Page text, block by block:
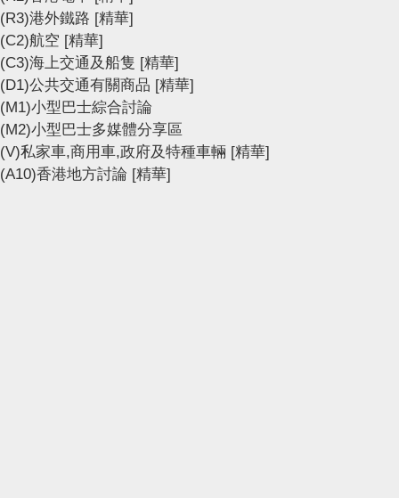
(R3)港外鐵路 [精華]
(C2)航空 [精華]
(C3)海上交通及船隻 [精華]
(D1)公共交通有關商品 [精華]
(M1)小型巴士綜合討論
(M2)小型巴士多媒體分享區
(V)私家車,商用車,政府及特種車輛 [精華]
(A10)香港地方討論 [精華]